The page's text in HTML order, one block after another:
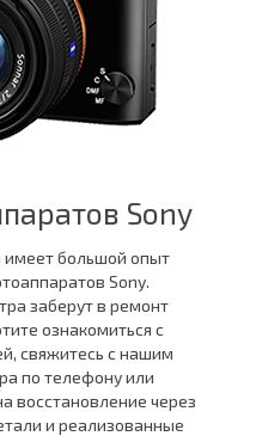
Sony
имеет большой опыт
Sony.
заберут в ремонт
ознакомиться с
свяжитесь с нашим
по телефону или
восстановление через
и реализованные